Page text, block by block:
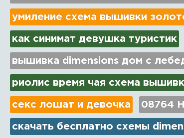
умиление схема вышивки
как синимат девушка туристик
вышивка dimensions дом с
риолис время чая схема
секс лошат и девочка 08764
скачать бесплатно схемы